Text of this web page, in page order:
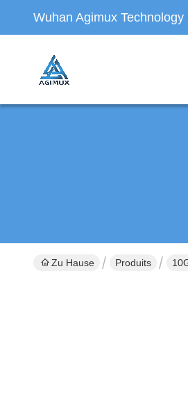
Wuhan Agimux Technology
Zu Hause Produits